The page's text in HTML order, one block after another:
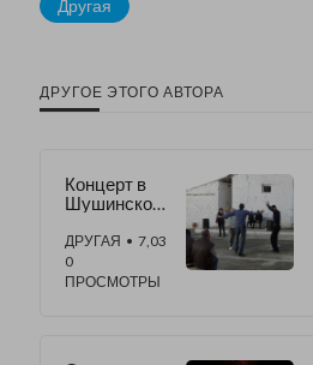
Другая
ДРУГОЕ ЭТОГО АВТОРА
Концерт в
Шушинской
ДРУГАЯ • 7,03
0
ПРОСМОТРЫ